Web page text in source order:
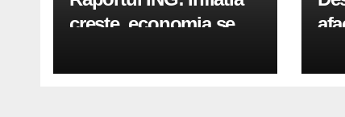
creste, economia se
in a doua jumatate a